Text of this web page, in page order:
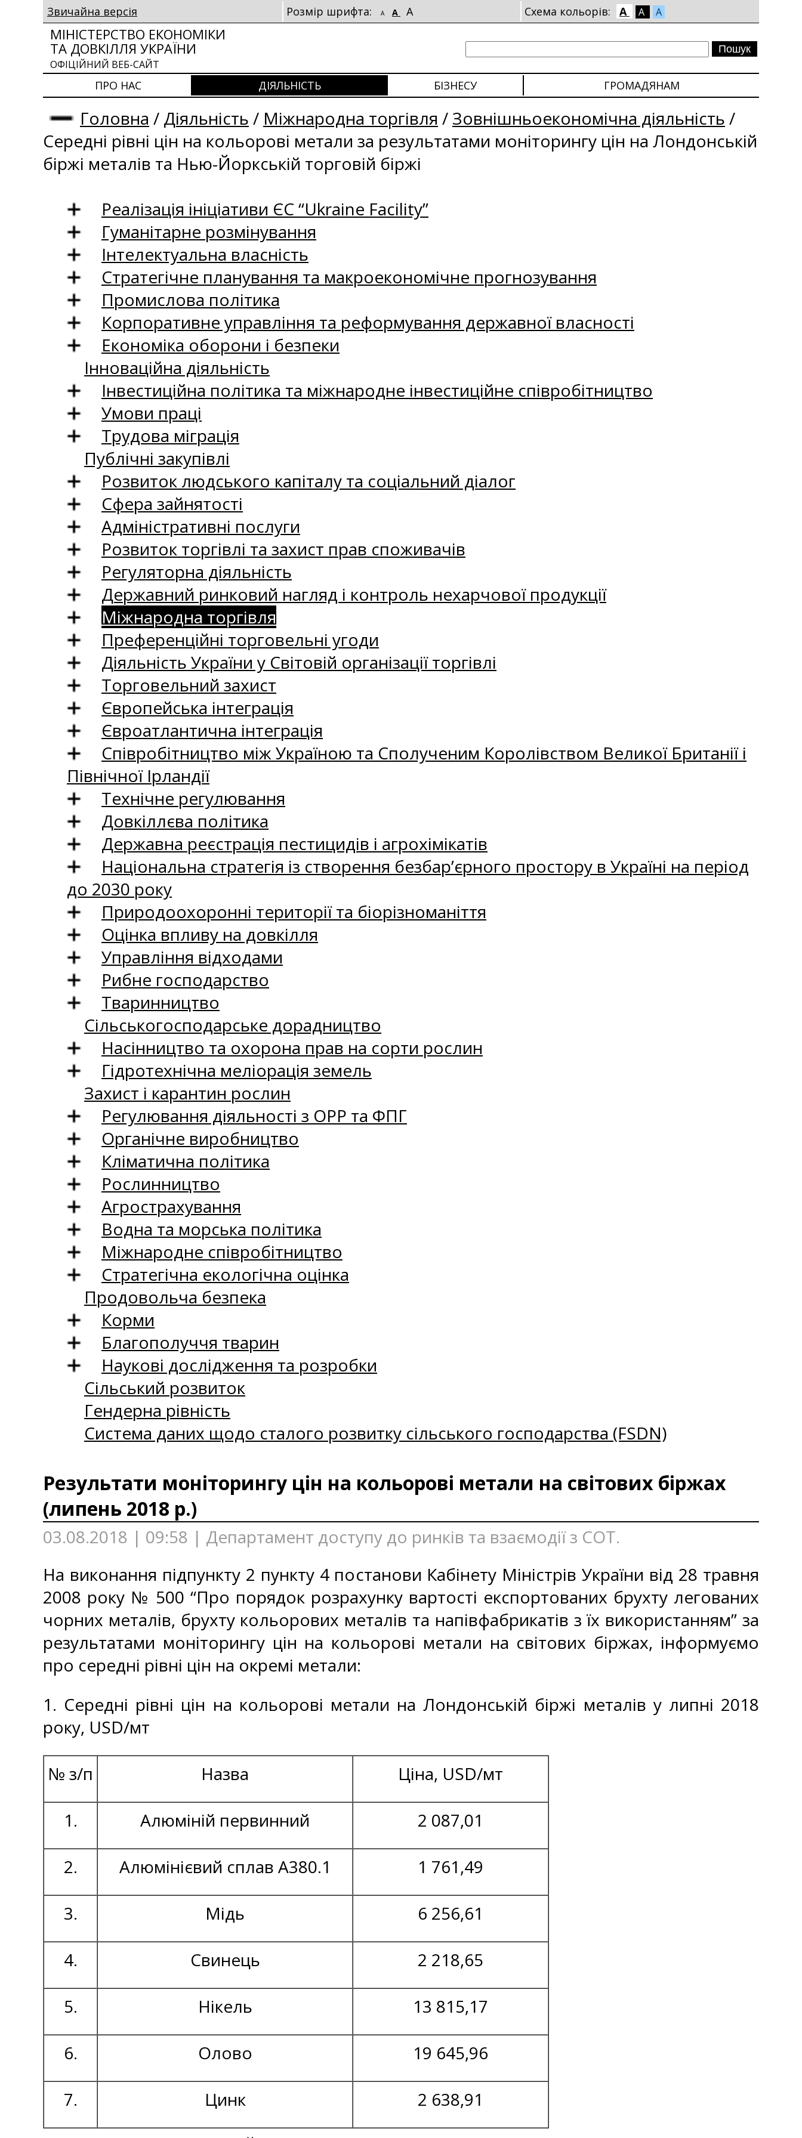
Звичайна версія Розмір шрифта: A A A Схема кольорів: A A A
МІНІСТЕРСТВО ЕКОНОМІКИ
ТА ДОВКІЛЛЯ УКРАЇНИ
ОФІЦІЙНИЙ ВЕБ-САЙТ
ПРО НАС ДІЯЛЬНІСТЬ БІЗНЕСУ ГРОМАДЯНАМ
Головна / Діяльність / Міжнародна торгівля / Зовнішньоекономічна діяльність /
Середні рівні цін на кольорові метали за результатами моніторингу цін на Лондонській
біржі металів та Нью-Йоркській торговій біржі
Реалізація ініціативи ЄС “Ukraine Facility”
Гуманітарне розмінування
Інтелектуальна власність
Стратегічне планування та макроекономічне прогнозування
Промислова політика
Корпоративне управління та реформування державної власності
Економіка оборони і безпеки
Інноваційна діяльність
Інвестиційна політика та міжнародне інвестиційне співробітництво
Умови праці
Трудова міграція
Публічні закупівлі
Розвиток людського капіталу та соціальний діалог
Сфера зайнятості
Адміністративні послуги
Розвиток торгівлі та захист прав споживачів
Регуляторна діяльність
Державний ринковий нагляд і контроль нехарчової продукції
Міжнародна торгівля
Преференційні торговельні угоди
Діяльність України у Світовій організації торгівлі
Торговельний захист
Європейська інтеграція
Євроатлантична інтеграція
Співробітництво між Україною та Сполученим Королівством Великої Британії і
Північної Ірландії
Технічне регулювання
Довкіллєва політика
Державна реєстрація пестицидів і агрохімікатів
Національна стратегія із створення безбар’єрного простору в Україні на період
до 2030 року
Природоохоронні території та біорізноманіття
Оцінка впливу на довкілля
Управління відходами
Рибне господарство
Тваринництво
Сільськогосподарське дорадництво
Насінництво та охорона прав на сорти рослин
Гідротехнічна меліорація земель
Захист і карантин рослин
Регулювання діяльності з ОРР та ФПГ
Органічне виробництво
Кліматична політика
Рослинництво
Агрострахування
Водна та морська політика
Міжнародне співробітництво
Стратегічна екологічна оцінка
Продовольча безпека
Корми
Благополуччя тварин
Наукові дослідження та розробки
Сільський розвиток
Гендерна рівність
Система даних щодо сталого розвитку сільського господарства (FSDN)
Результати моніторингу цін на кольорові метали на світових біржах
(липень 2018 р.)
03.08.2018 | 09:58 | Департамент доступу до ринків та взаємодії з СОТ.
На виконання підпункту 2 пункту 4 постанови Кабінету Міністрів України від 28 травня
2008 року № 500 “Про порядок розрахунку вартості експортованих брухту легованих
чорних металів, брухту кольорових металів та напівфабрикатів з їх використанням” за
результатами моніторингу цін на кольорові метали на світових біржах, інформуємо
про середні рівні цін на окремі метали:
1. Середні рівні цін на кольорові метали на Лондонській біржі металів у липні 2018
року, USD/мт
№ з/п Назва Ціна, USD/мт
1. Алюміній первинний 2 087,01
2. Алюмінієвий сплав А380.1 1 761,49
3. Мідь 6 256,61
4. Свинець 2 218,65
5. Нікель 13 815,17
6. Олово 19 645,96
7. Цинк 2 638,91